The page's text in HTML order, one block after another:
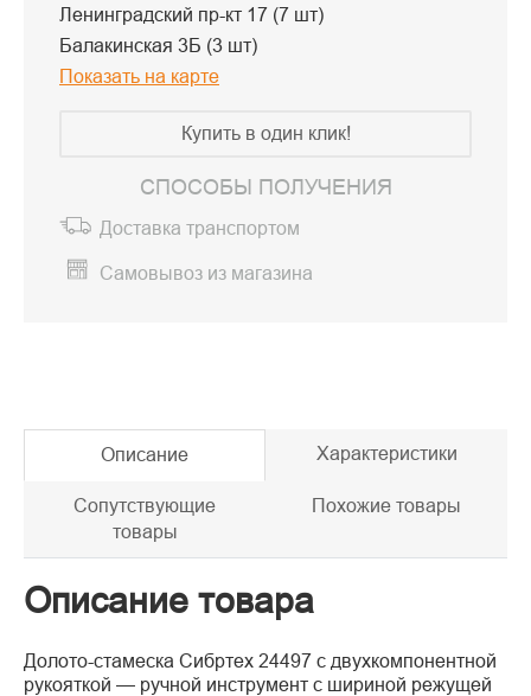
Ленинградский пр-кт 17 (7 шт)
Балакинская 3Б (3 шт)
Показать на карте
Купить в один клик!
СПОСОБЫ ПОЛУЧЕНИЯ
Доставка транспортом
Самовывоз из магазина
Описание Характеристики
Сопутствующие
товары
Похожие товары
Описание товара
Долото-стамеска Сибртех 24497 с двухкомпонентной
рукояткой — ручной инструмент с шириной режущей